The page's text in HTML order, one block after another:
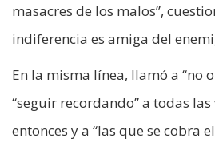
masacres de los malos”,
indiferencia es amiga del
En la misma línea, llamó a “no
“seguir recordando” a todas
entonces y a “las que se cobra